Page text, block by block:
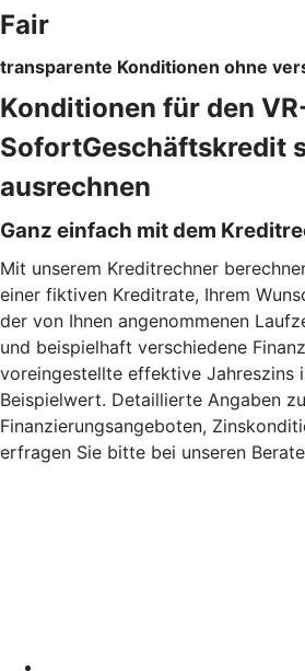
Fair
transparente Konditionen ohne
Konditionen für den
SofortGeschäftskredit
ausrechnen
Ganz einfach mit dem
Mit unserem Kreditrechner
einer fiktiven Kreditrate, Ihrem
der von Ihnen angenommenen
und beispielhaft verschiedene
voreingestellte effektive Jahreszins
Beispielwert. Detaillierte Angaben
Finanzierungsangeboten,
erfragen Sie bitte bei unseren